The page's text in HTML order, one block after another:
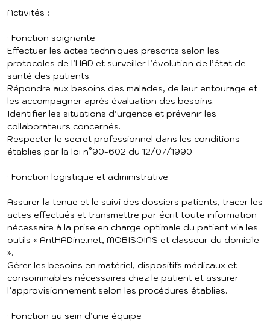
Activités :
· Fonction soignante
Effectuer les actes techniques prescrits selon les
protocoles de l’HAD et surveiller l’évolution de l’état de
santé des patients.
Répondre aux besoins des malades, de leur entourage et
les accompagner après évaluation des besoins.
Identifier les situations d’urgence et prévenir les
collaborateurs concernés.
Respecter le secret professionnel dans les conditions
établies par la loi n°90-602 du 12/07/1990
· Fonction logistique et administrative
Assurer la tenue et le suivi des dossiers patients, tracer les
actes effectués et transmettre par écrit toute information
nécessaire à la prise en charge optimale du patient via les
outils « AntHADine.net, MOBISOINS et classeur du domicile
».
Gérer les besoins en matériel, dispositifs médicaux et
consommables nécessaires chez le patient et assurer
l’approvisionnement selon les procédures établies.
· Fonction au sein d’une équipe